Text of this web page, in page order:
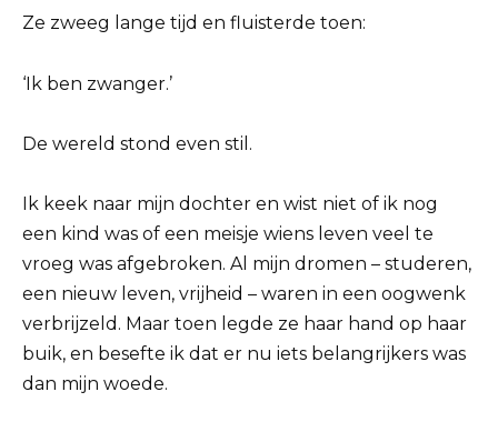
Ze zweeg lange tijd en fluisterde toen:
‘Ik ben zwanger.’
De wereld stond even stil.
Ik keek naar mijn dochter en wist niet of ik nog
een kind was of een meisje wiens leven veel te
vroeg was afgebroken. Al mijn dromen – studeren,
een nieuw leven, vrijheid – waren in een oogwenk
verbrijzeld. Maar toen legde ze haar hand op haar
buik, en besefte ik dat er nu iets belangrijkers was
dan mijn woede.